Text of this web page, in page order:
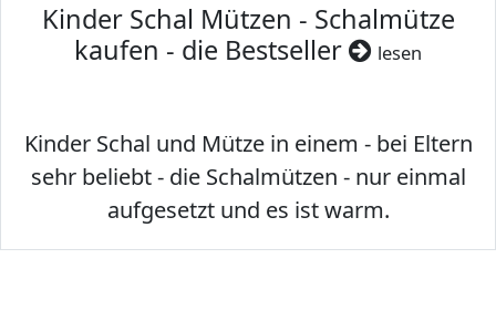
Kinder Schal Mützen - Schalmütze
kaufen - die Bestseller
lesen
Kinder Schal und Mütze in einem - bei Eltern
sehr beliebt - die Schalmützen - nur einmal
aufgesetzt und es ist warm.